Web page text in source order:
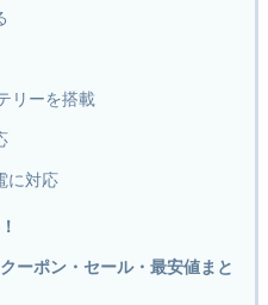
リーを搭載
に対応
ーポン・セール・最安値まと